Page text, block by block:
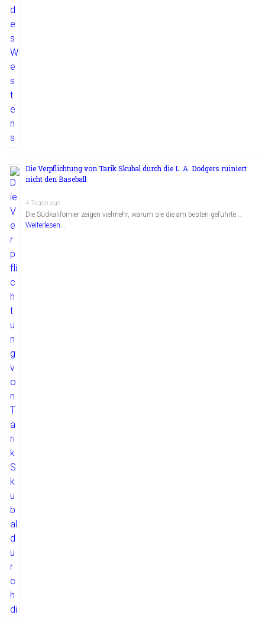
Die Verpflichtung von Tarik Skubal durch die L. A. Dodgers ruiniert
nicht den Baseball
4 Tagen ago
Die Südkalifornier zeigen vielmehr, warum sie die am besten geführte …
Weiterlesen...